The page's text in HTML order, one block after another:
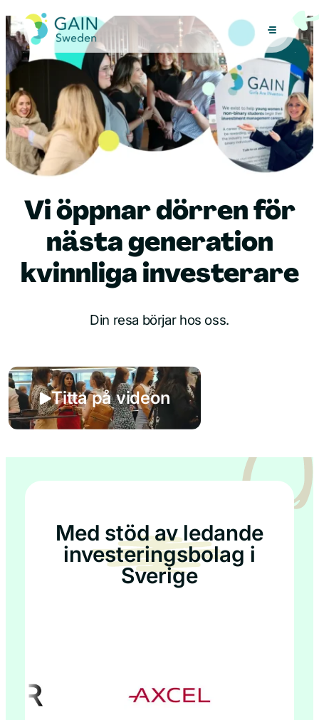
direkt
till
innehållet
Vi öppnar dörren för
nästa generation
kvinnliga investerare
Din resa börjar hos oss.
Titta på videon
Med stöd av ledande
investeringsbolag i
Sverige